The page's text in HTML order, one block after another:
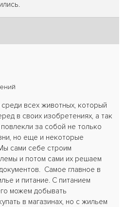
всех животных, который
в своих изобретениях, а так
за собой не только
но еще и некоторые
сами себе строим
и потом сами их решаем
Самое главное в
и питание. С питанием
можем добывать
в магазинах, но с жильем